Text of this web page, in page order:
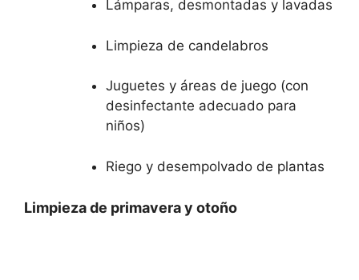
Lámparas, desmontadas y lavadas
Limpieza de candelabros
Juguetes y áreas de juego (con
desinfectante adecuado para
niños)
Riego y desempolvado de plantas
Limpieza de primavera y otoño